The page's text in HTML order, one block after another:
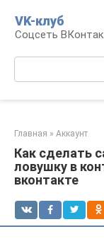
контенту
VK-клуб
Соцсеть
Главная » Аккаунт
Как сделать
ловушку в
вконтакте